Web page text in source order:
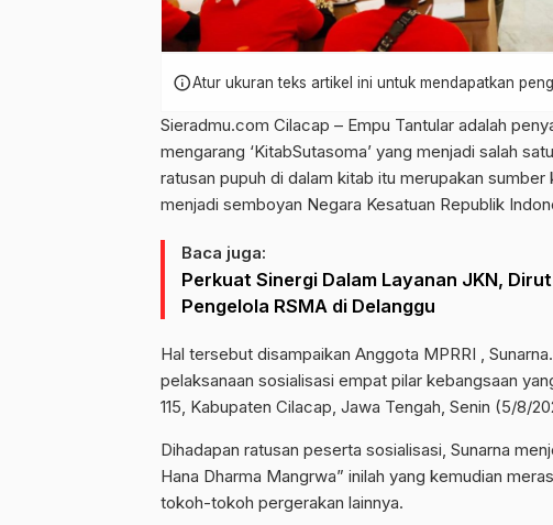
infoAtur ukuran teks artikel ini untuk mendapatkan
Sieradmu.com Cilacap – Empu Tantular adalah
mengarang ‘KitabSutasoma’ yang menjadi salah
ratusan pupuh di dalam kitab itu merupakan sumber
menjadi semboyan Negara Kesatuan Republik
Baca juga:
Perkuat Sinergi Dalam Layanan JKN,
Pengelola RSMA di Delanggu
Hal tersebut disampaikan Anggota MPRRI ,
pelaksanaan sosialisasi empat pilar kebangsaan
115, Kabupaten Cilacap, Jawa Tengah, Senin (5/8/
Dihadapan ratusan peserta sosialisasi, Sunarna
Hana Dharma Mangrwa” inilah yang kemudian
tokoh-tokoh pergerakan lainnya.